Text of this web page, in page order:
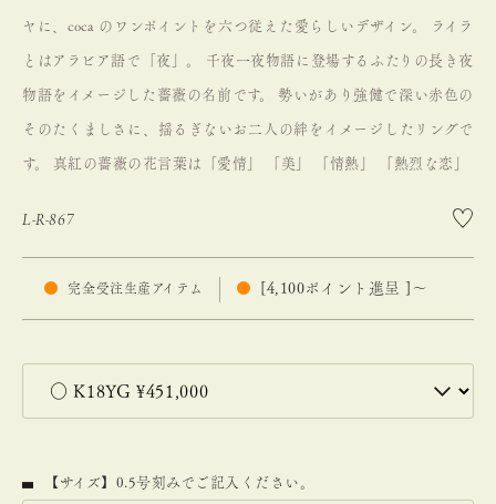
ヤに、coca のワンポイントを六つ従えた愛らしいデザイン。 ライラ
とはアラビア語で「夜」。 千夜一夜物語に登場するふたりの長き夜
物語をイメージした薔薇の名前です。 勢いがあり強健で深い赤色の
そのたくましさに、揺るぎないお二人の絆をイメージしたリングで
す。 真紅の薔薇の花言葉は「愛情」 「美」 「情熱」 「熱烈な恋」
L-R-867
完全受注生産アイテム 4,100ポイント進呈 ] 〜
【サイズ】0.5号刻みでご記入ください。